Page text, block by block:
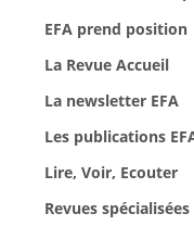
EFA prend position
La Revue Accueil
La newsletter EFA
Les publications
Lire, Voir, Ecouter
Revues spécialisées